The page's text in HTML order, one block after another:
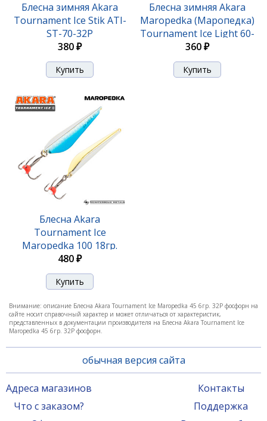
420 ₽
Блесна Akara Tournament Ice Maropedka 100 18гр.
Блесна Akara Tournament Ice Maropedka 100 18гр.
Блесна зимняя Akara
Tournament Ice Stik ATI-
ST-70-32P
380 ₽
Блесна зимняя Akara
Maropedka (Маропедка)
Tournament Ice Light 60-
SIL
360 ₽
Блесна Akara
Tournament Ice
Maropedka 100 18гр.
1/Go
480 ₽
Внимание: описание Блесна Akara Tournament Ice Maropedka 45 6гр. 32P фосфорн на
сайте носит справочный характер и может отличаться от характеристик,
представленных в документации производителя на Блесна Akara Tournament Ice
Maropedka 45 6гр. 32P фосфорн.
обычная версия сайта
Адреса магазинов
Что с заказом?
Контакты
Поддержка